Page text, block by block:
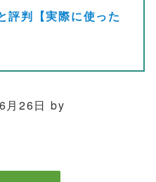
判【実際に使った
月26日 by